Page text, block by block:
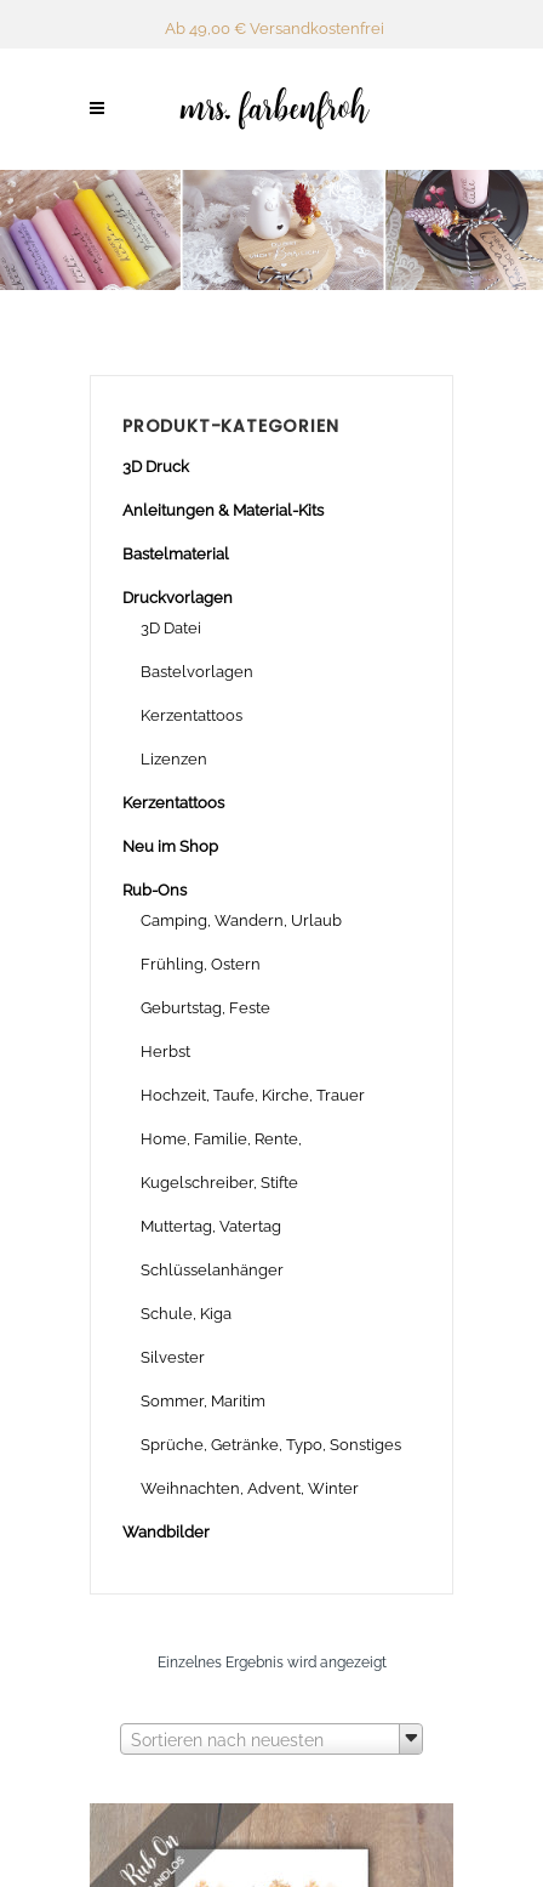
Ab 49,00 € Versandkostenfrei
PRODUKT-KATEGORIEN
3D Druck
Anleitungen & Material-Kits
Bastelmaterial
Druckvorlagen
3D Datei
Bastelvorlagen
Kerzentattoos
Lizenzen
Kerzentattoos
Neu im Shop
Rub-Ons
Camping, Wandern, Urlaub
Frühling, Ostern
Geburtstag, Feste
Herbst
Hochzeit, Taufe, Kirche, Trauer
Home, Familie, Rente,
Kugelschreiber, Stifte
Muttertag, Vatertag
Schlüsselanhänger
Schule, Kiga
Silvester
Sommer, Maritim
Sprüche, Getränke, Typo, Sonstiges
Weihnachten, Advent, Winter
Wandbilder
Einzelnes Ergebnis wird angezeigt
Sortieren nach neuesten